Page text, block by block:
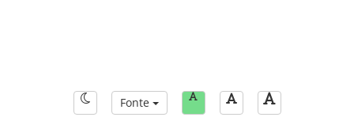
Fonte